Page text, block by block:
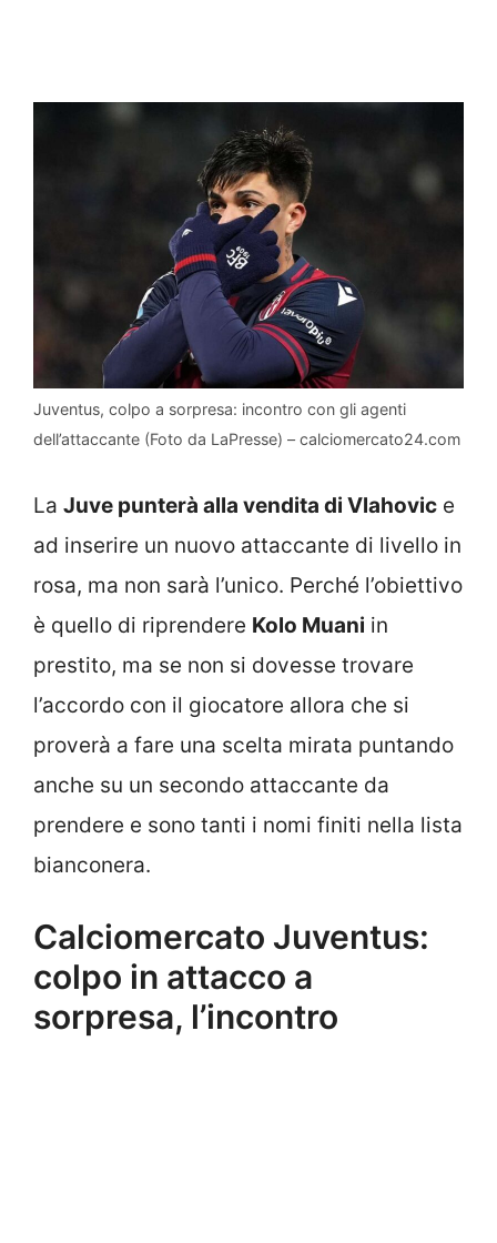
Juventus, colpo a sorpresa: incontro con gli agenti
dell’attaccante (Foto da LaPresse) – calciomercato24.com
La Juve punterà alla vendita di Vlahovic e
ad inserire un nuovo attaccante di livello in
rosa, ma non sarà l’unico. Perché l’obiettivo
è quello di riprendere Kolo Muani in
prestito, ma se non si dovesse trovare
l’accordo con il giocatore allora che si
proverà a fare una scelta mirata puntando
anche su un secondo attaccante da
prendere e sono tanti i nomi finiti nella lista
bianconera.
Calciomercato Juventus:
colpo in attacco a
sorpresa, l’incontro